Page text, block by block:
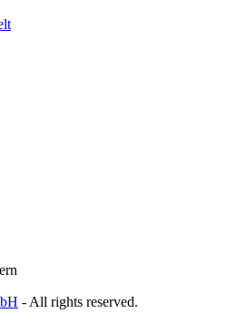
- All rights reserved.